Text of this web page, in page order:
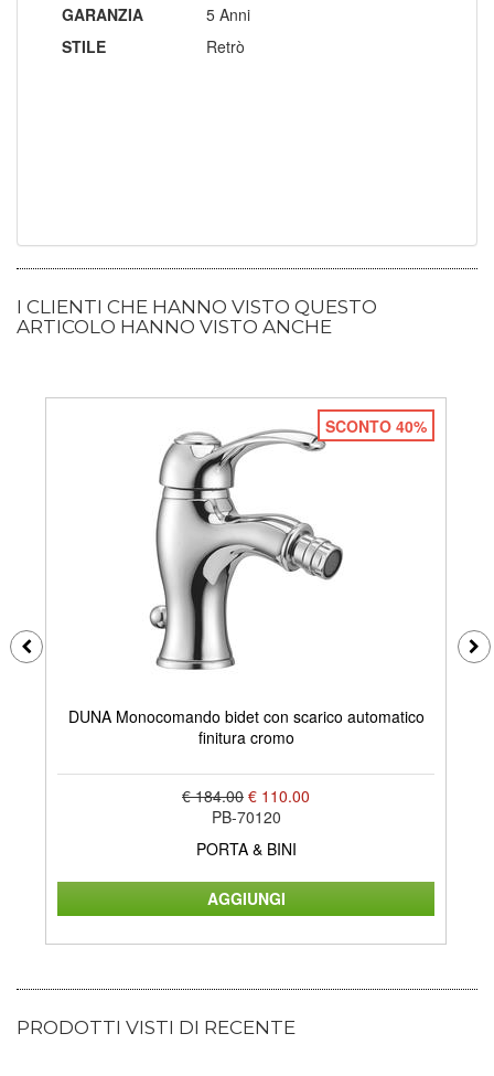
GARANZIA
5 Anni
STILE
Retrò
I CLIENTI CHE HANNO VISTO QUESTO
ARTICOLO HANNO VISTO ANCHE
SCONTO 40%
DUNA Monocomando bidet con scarico automatico
finitura cromo
€ 184.00 € 110.00
PB-70120
PORTA & BINI
PRODOTTI VISTI DI RECENTE